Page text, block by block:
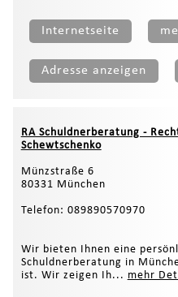
Internetseite
Adresse anzeigen
RA Schuldnerberatung -
Schewtschenko
Münzstraße 6
80331 München
Telefon: 089890570970
Wir bieten Ihnen eine
Schuldnerberatung in
ist. Wir zeigen Ih... mehr